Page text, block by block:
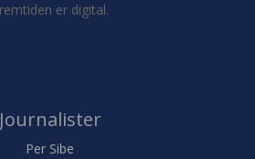
er digital.
Journalister
Per Sibe